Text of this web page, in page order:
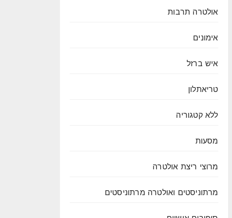
אולטרה תרבות
אימונים
איש ברזל
טריאתלון
ללא קטגוריה
מסעות
מרוצי ריצת אולטרה
מרתוניסטים ואולטרה מרתוניסטים